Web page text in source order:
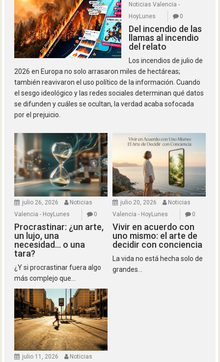
Noticias Valencia -
HoyLunes
0
Del incendio de las
llamas al incendio
del relato
Los incendios de julio de
2026 en Europa no solo arrasaron miles de hectáreas;
también reavivaron el uso político de la información. Cuando
el sesgo ideológico y las redes sociales determinan qué datos
se difunden y cuáles se ocultan, la verdad acaba sofocada
por el prejuicio.
julio 26, 2026
Noticias
Valencia - HoyLunes
0
Procrastinar: ¿un arte,
un lujo, una
necesidad… o una
tara?
¿Y si procrastinar fuera algo
más complejo que...
julio 20, 2026
Noticias
Valencia - HoyLunes
0
Vivir en acuerdo con
uno mismo: el arte de
decidir con conciencia
La vida no está hecha solo de
grandes...
julio 11, 2026
Noticias